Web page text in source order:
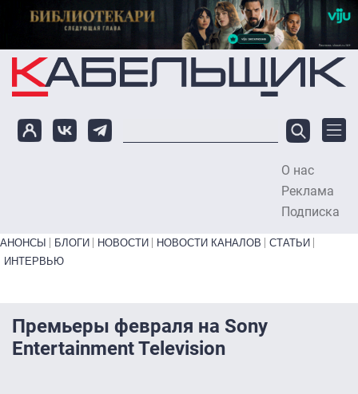
Перейти к основному содержанию
О нас
Реклама
Подписка
Primary links bottom
АНОНСЫ БЛОГИ НОВОСТИ НОВОСТИ КАНАЛОВ
СТАТЬИ
ИНТЕРВЬЮ
Премьеры февраля на Sony
Entertainment Television